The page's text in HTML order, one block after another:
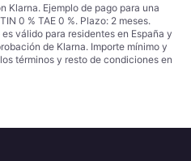
Klarna. Ejemplo de pago para una
0 % TAE 0 %. Plazo: 2 meses.
válido para residentes en España y
de Klarna. Importe mínimo y
términos y resto de condiciones en